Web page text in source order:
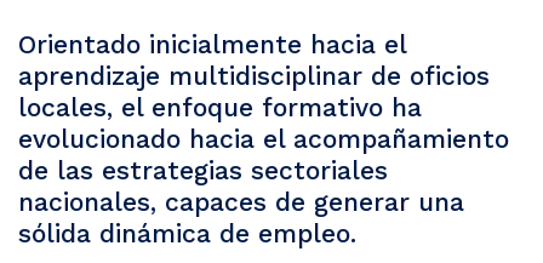
Orientado inicialmente hacia el
aprendizaje multidisciplinar de oficios
locales, el enfoque formativo ha
evolucionado hacia el acompañamiento
de las estrategias sectoriales
nacionales, capaces de generar una
sólida dinámica de empleo.